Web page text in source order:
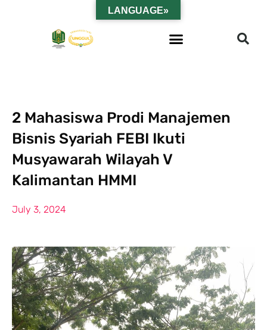
2 Mahasiswa Prodi Manajemen
Bisnis Syariah FEBI Ikuti
Musyawarah Wilayah V
Kalimantan HMMI
July 3, 2024
LANGUAGE»